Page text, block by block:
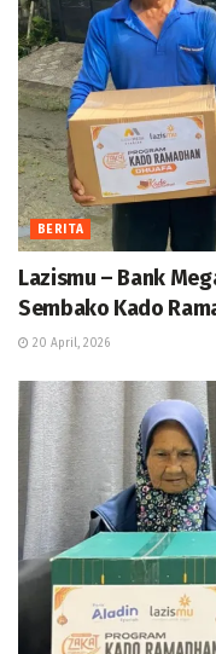
BERITA
Lazismu – Bank
Sembako Kado
20 April, 2026